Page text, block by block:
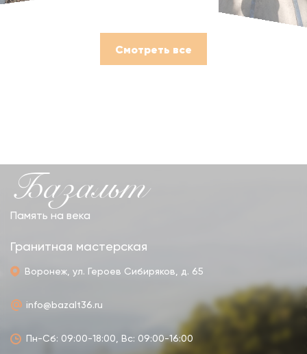
Смотреть все
Базальт
Память на века
Гранитная мастерская
Воронеж, ул. Героев Сибиряков, д. 65
info@bazalt36.ru
Пн-Сб: 09:00-18:00, Вс: 09:00-16:00